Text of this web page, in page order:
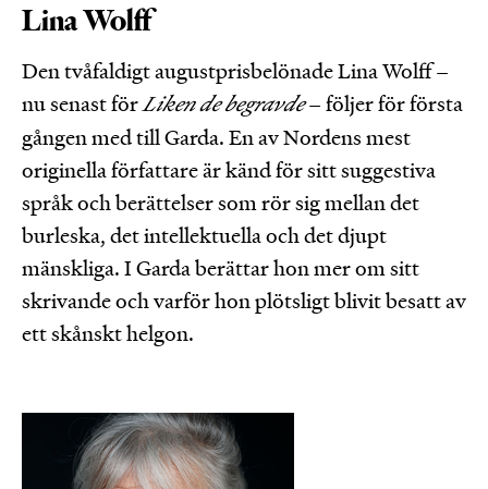
Lina Wolff
Den tvåfaldigt augustprisbelönade Lina Wolff –
nu senast förLiken de begravde– följer för första
gången med till Garda. En av Nordens mest
originella författare är känd för sitt suggestiva
språk och berättelser som rör sig mellan det
burleska, det intellektuella och det djupt
mänskliga. I Garda berättar hon mer om sitt
skrivande och varför hon plötsligt blivit besatt av
ett skånskt helgon.